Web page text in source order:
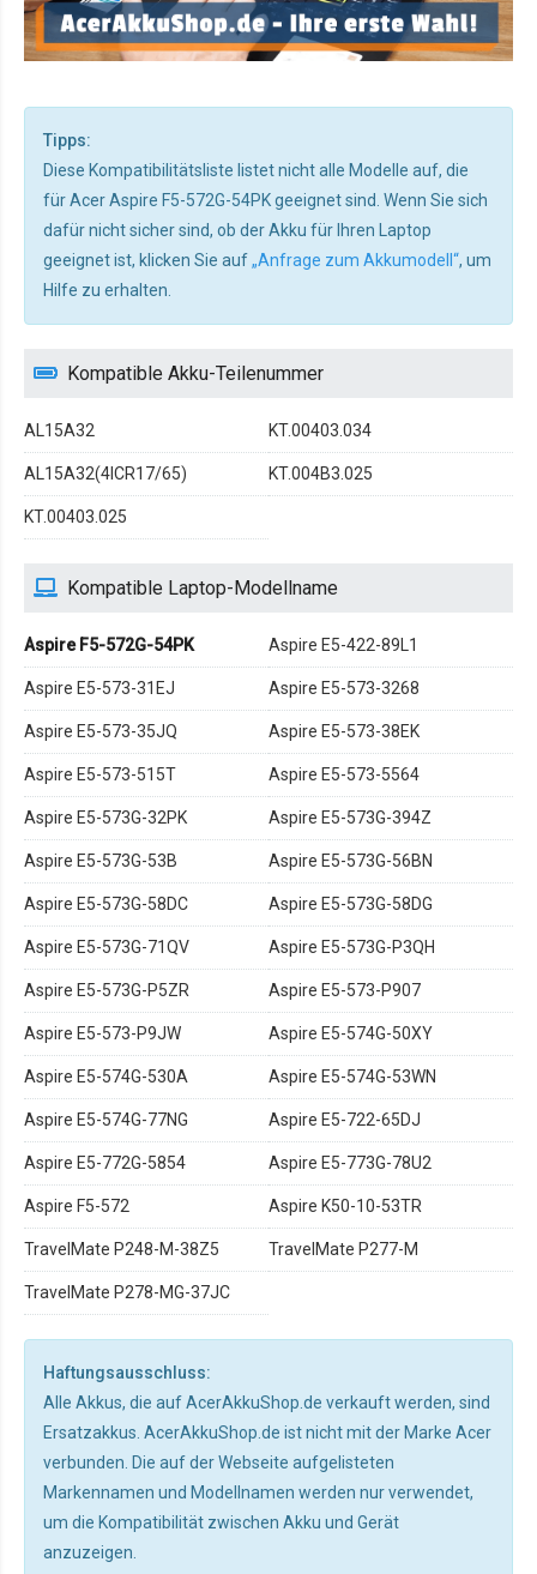
Tipps:
Diese Kompatibilitätsliste listet nicht alle Modelle auf, die
für Acer Aspire F5-572G-54PK geeignet sind. Wenn Sie sich
dafür nicht sicher sind, ob der Akku für Ihren Laptop
geeignet ist, klicken Sie auf„Anfrage zum Akkumodell“, um
Hilfe zu erhalten.
Kompatible Akku-Teilenummer
AL15A32 KT.00403.034
AL15A32(4ICR17/65) KT.004B3.025
KT.00403.025
Kompatible Laptop-Modellname
Aspire F5-572G-54PK Aspire E5-422-89L1
Aspire E5-573-31EJ Aspire E5-573-3268
Aspire E5-573-35JQ Aspire E5-573-38EK
Aspire E5-573-515T Aspire E5-573-5564
Aspire E5-573G-32PK Aspire E5-573G-394Z
Aspire E5-573G-53B Aspire E5-573G-56BN
Aspire E5-573G-58DC Aspire E5-573G-58DG
Aspire E5-573G-71QV Aspire E5-573G-P3QH
Aspire E5-573G-P5ZR Aspire E5-573-P907
Aspire E5-573-P9JW Aspire E5-574G-50XY
Aspire E5-574G-530A Aspire E5-574G-53WN
Aspire E5-574G-77NG Aspire E5-722-65DJ
Aspire E5-772G-5854 Aspire E5-773G-78U2
Aspire F5-572 Aspire K50-10-53TR
TravelMate P248-M-38Z5 TravelMate P277-M
TravelMate P278-MG-37JC
Haftungsausschluss:
Alle Akkus, die auf AcerAkkuShop.de verkauft werden, sind
Ersatzakkus. AcerAkkuShop.de ist nicht mit der Marke Acer
verbunden. Die auf der Webseite aufgelisteten
Markennamen und Modellnamen werden nur verwendet,
um die Kompatibilität zwischen Akku und Gerät
anzuzeigen.